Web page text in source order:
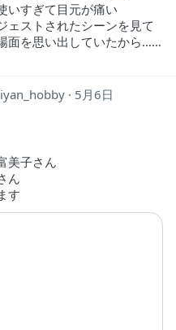
いすぎて目元が痛い
ェストされたシーンを見て
面を思い出していたから……
5月6日
美子さん
ん
す